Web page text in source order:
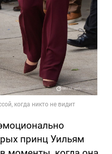
принц Уильям